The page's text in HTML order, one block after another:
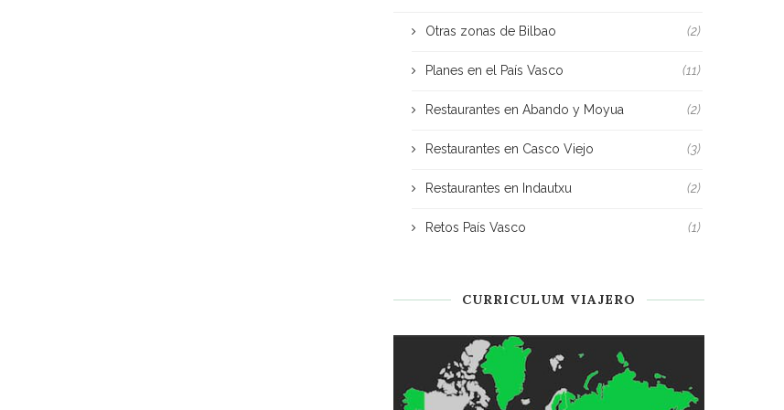
Otras zonas de Bilbao (2)
Planes en el País Vasco (11)
Restaurantes en Abando y Moyua (2)
Restaurantes en Casco Viejo (3)
Restaurantes en Indautxu (2)
Retos País Vasco (1)
CURRICULUM VIAJERO